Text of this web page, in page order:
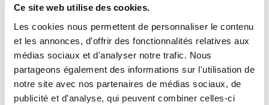
Ce site web utilise des cookies.
Les cookies nous permettent de personnaliser le contenu
et les annonces, d'offrir des fonctionnalités relatives aux
médias sociaux et d'analyser notre trafic. Nous
partageons également des informations sur l'utilisation de
notre site avec nos partenaires de médias sociaux, de
publicité et d'analyse, qui peuvent combiner celles-ci
écologiste
Lire la suite
Vous souhaitez accéder à notre